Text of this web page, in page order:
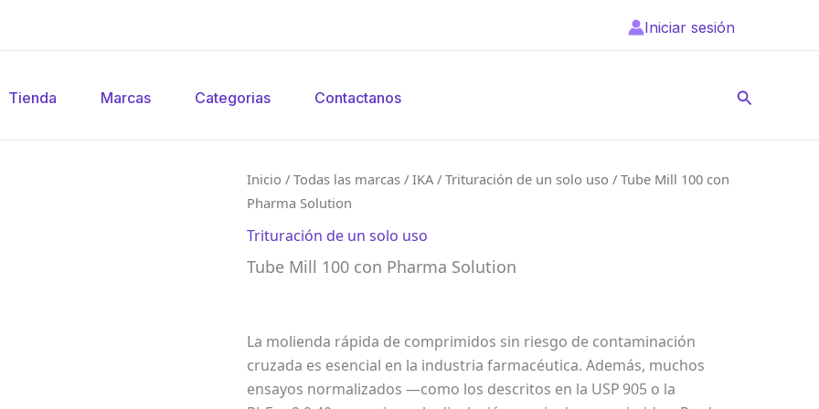
Iniciar sesión
Tienda Marcas Categorias Contactanos Buscar
Inicio /Todas las marcas /IKA/Trituración de un solo uso / Tube Mill 100 con
Pharma Solution
Trituración de un solo uso
Tube Mill 100 con Pharma Solution
La molienda rápida de comprimidos sin riesgo de contaminación
cruzada es esencial en la industria farmacéutica. Además, muchos
ensayos normalizados —como los descritos en la USP 905 o la